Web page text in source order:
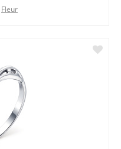
Fleur